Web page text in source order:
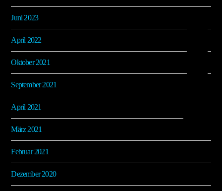
Juni 2023
April 2022
Oktober 2021
September 2021
April 2021
März 2021
Februar 2021
Dezember 2020